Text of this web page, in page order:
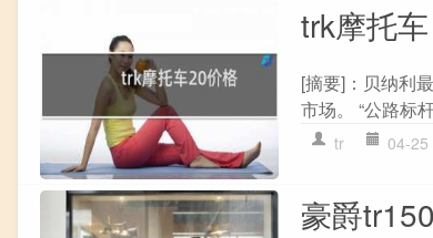
trk摩托
[摘要]：贝纳利
市场。 “公路标
tr 04-25
豪爵